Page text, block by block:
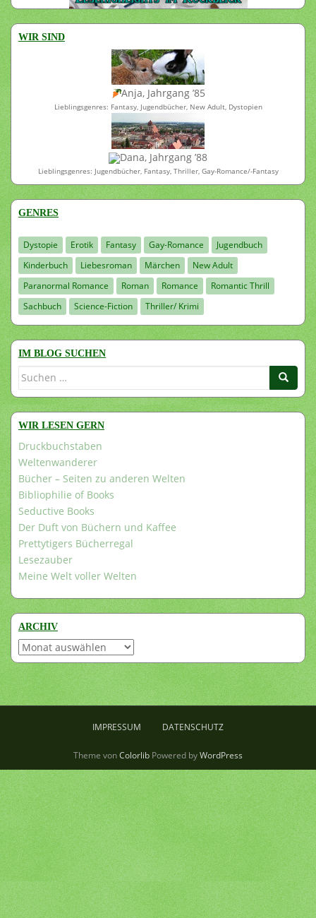
WIR SIND
Anja, Jahrgang ’85
Lieblingsgenres: Fantasy, Jugendbücher, New Adult, Dystopien
Dana, Jahrgang ’88
Lieblingsgenres: Jugendbücher, Fantasy, Thriller, Gay-Romance/-Fantasy
GENRES
Dystopie Erotik Fantasy Gay-Romance
Jugendbuch
Kinderbuch
Liebesroman Märchen
New Adult
Paranormal Romance
Roman Romance
Romantic Thrill
Sachbuch
Science-Fiction Thriller/ Krimi
IM BLOG SUCHEN
Suchen
WIR LESEN GERN
Druckbuchstaben
Weltenwanderer
Bücher – Seiten zu anderen Welten
Bibliophilie of Books
Seductive Books
Der Duft von Büchern und Kaffee
Prettytigers Bücherregal
Lesezauber
Meine Welt voller Welten
ARCHIV
Archiv
IMPRESSUM DATENSCHUTZ
Theme vonColorlib Powered byWordPress